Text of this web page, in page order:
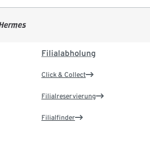
Filialabholung
Click & Collect
Filialreservierung
Filialfinder